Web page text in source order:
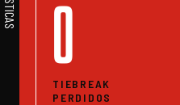
0
TIEBREAK
PERDIDOS